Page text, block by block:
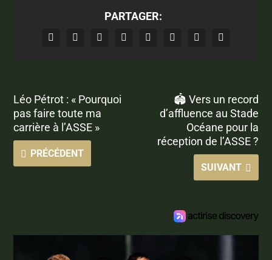
PARTAGER:
Léo Pétrot : « Pourquoi
pas faire toute ma
carrière à l’ASSE »
PRÉCÉDENT
🏟️ Vers un record
d’affluence au Stade
Océane pour la
réception de l’ASSE ?
SUIVANT